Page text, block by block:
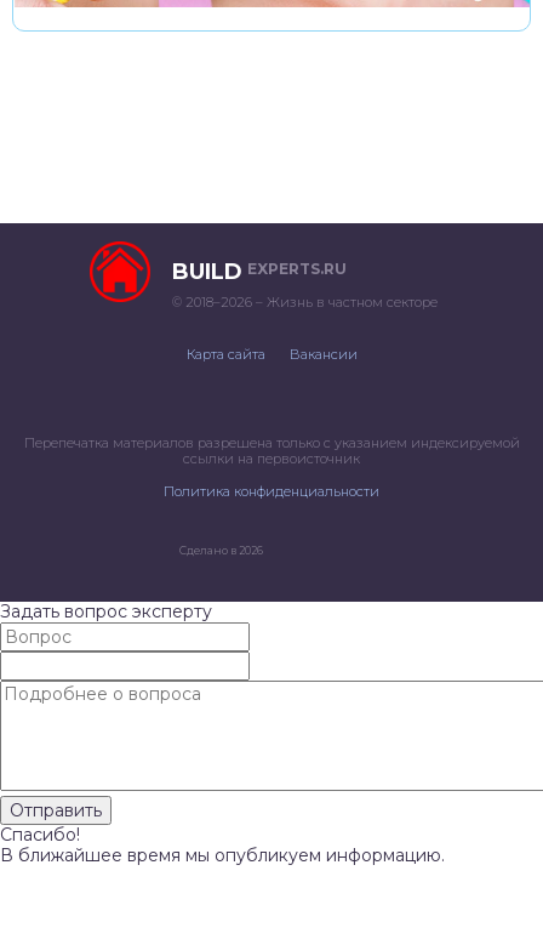
BUILD EXPERTS.RU
© 2018–2026 – Жизнь в частном секторе
Карта сайта Вакансии
Перепечатка материалов разрешена только с указанием индексируемой
ссылки на первоисточник
Политика конфиденциальности
Сделано в 2026
Задать вопрос эксперту
Спасибо!
В ближайшее время мы опубликуем информацию.